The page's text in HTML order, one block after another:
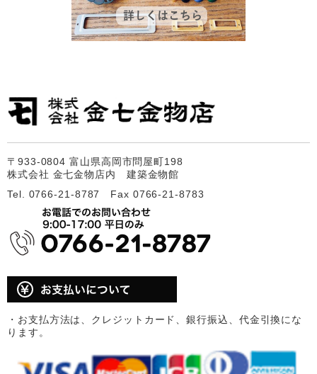
〒933-0804 富山県高岡市問屋町198
株式会社 金七金物店内 建築金物館
Tel. 0766-21-8787 Fax 0766-21-8783
・お支払方法は、クレジットカード、銀行振込、代金引換にな
ります。